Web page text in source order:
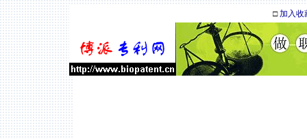
□加入收